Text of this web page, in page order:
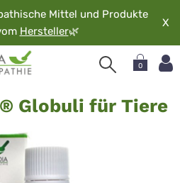
Mittel und Produkte
Hersteller🌿
X
0
Globuli für Tiere